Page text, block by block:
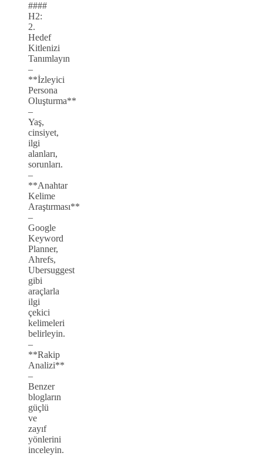
####
H2:
2.
Hedef
Kitlenizi
Tanımlayın
–
**İzleyici
Persona
Oluşturma**
–
Yaş,
cinsiyet,
ilgi
alanları,
sorunları.
–
**Anahtar
Kelime
Araştırması**
–
Google
Keyword
Planner,
Ahrefs,
Ubersuggest
gibi
araçlarla
ilgi
çekici
kelimeleri
belirleyin.
–
**Rakip
Analizi**
–
Benzer
blogların
güçlü
ve
zayıf
yönlerini
inceleyin.